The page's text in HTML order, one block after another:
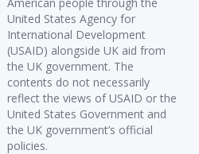
United States Agency for
International Development
(USAID) alongside UK aid from
the UK government. The
contents do not necessarily
reflect the views of USAID or the
United States Government and
the UK government’s official
policies.